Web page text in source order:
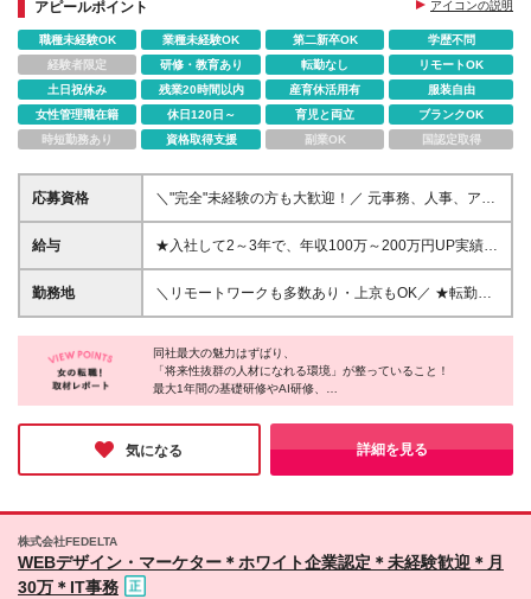
アピールポイント
アイコンの説明
職種未経験OK 業種未経験OK 第二新卒OK
学歴不問
経験者限定
研修・教育あり 転勤なし
リモートOK
土日祝休み
残業20時間以内 産育休活用有
服装自由
女性管理職在籍
休日120日～ 育児と両立
ブランクOK
時短勤務あり
資格取得支援 副業OK 国認定取得
応募資格
＼"完全"未経験の方も大歓迎！／ 元事務、人事、アパ
レル、飲食、営業、保育士、エステティシャンなど…
様々な方が活躍されています◎ ◆未経験歓迎！文系
＼未経験から…／ ★手に職付けたい方 ┗ChatGPと対
話したことがある人は尚歓迎！ ★SNSやWebなど好
方 ┗お客様とMTGをしたり、コミュニケーションを
取る機会が多いので、 コミュニケーション力が活
かせます！ ◎約9割が完全未経験！ ◎学歴・職歴・転
職回数は一切問いません ≪活躍中の社員について≫
平均年齢27歳＆20代～30代の若手メインで活躍中◎
未経験者をできるだけ多く、複数名採用しています！
給与
★入社して2～3年で、年収100万～200万円UP実績あ
り★ 月給30万円～80万円以上＋賞与年2回 └固定残業
代（月20時間分／2万9300円）含む。超過分は別途全
50万円 └固定残業代（月20時間分／2万9300円～4万
3700円以上）含む。 ※超過分は別途全額支給します
★IT業界経験者、もしくは独学でITについて学ばれて
24.7万円～
勤務地
＼リモートワークも多数あり・上京もOK／ ★転勤な
し／希望を考慮★ 現在”全国”への展開を進めており、
全国各地で募集中！ 一都三県、関東、中部、関西、
中国、九州など多数 【本社】東京都渋谷区渋谷3-3-
5 NBF渋谷イースト2F ゆくゆくは… ☆フルリモー
トワーク ☆フレックス ☆フリーランス ☆副業で稼
ぐ などもOK ◆リモートワーク実施中 ※プロジェク
トによって変動あり ◆U・Iターン歓迎 ◆直行直帰可
◆上京支援制度を活用し、初めての上京もサポート！
戻って活躍したい」 そんな方でも活躍できます！ ＼
同社最大の魅力はずばり、
「将来性抜群の人材になれる環境」が整っていること！
最大1年間の基礎研修やAI研修、
専属メンターの伴走に加え、
配属後のフォロー体制も万全。
さらに、クリエイターやエンジニア等へ
柔軟にジョブチェンジできる選択肢の多さも驚きでした！
「同社なら間違いなく充実したキャリアが築ける」と確信できる
少しでも気になった方は、ぜひお気軽にご応募してみてはいかが
気になる 詳細を見る
株式会社FEDELTA
WEBデザイン・マーケター＊ホワイト企業認定＊未経験歓迎＊月
30万＊IT事務